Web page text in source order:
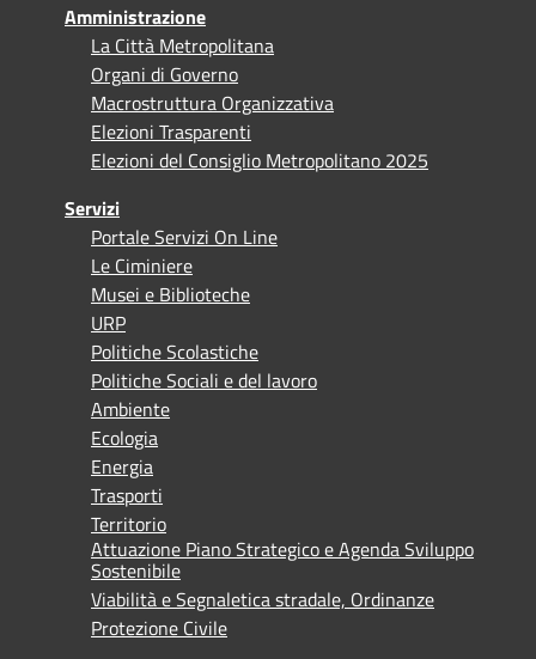
Amministrazione
La Città Metropolitana
Organi di Governo
Macrostruttura Organizzativa
Elezioni Trasparenti
Elezioni del Consiglio Metropolitano 2025
Servizi
Portale Servizi On Line
Le Ciminiere
Musei e Biblioteche
URP
Politiche Scolastiche
Politiche Sociali e del lavoro
Ambiente
Ecologia
Energia
Trasporti
Territorio
Attuazione Piano Strategico e Agenda Sviluppo
Sostenibile
Viabilità e Segnaletica stradale, Ordinanze
Protezione Civile